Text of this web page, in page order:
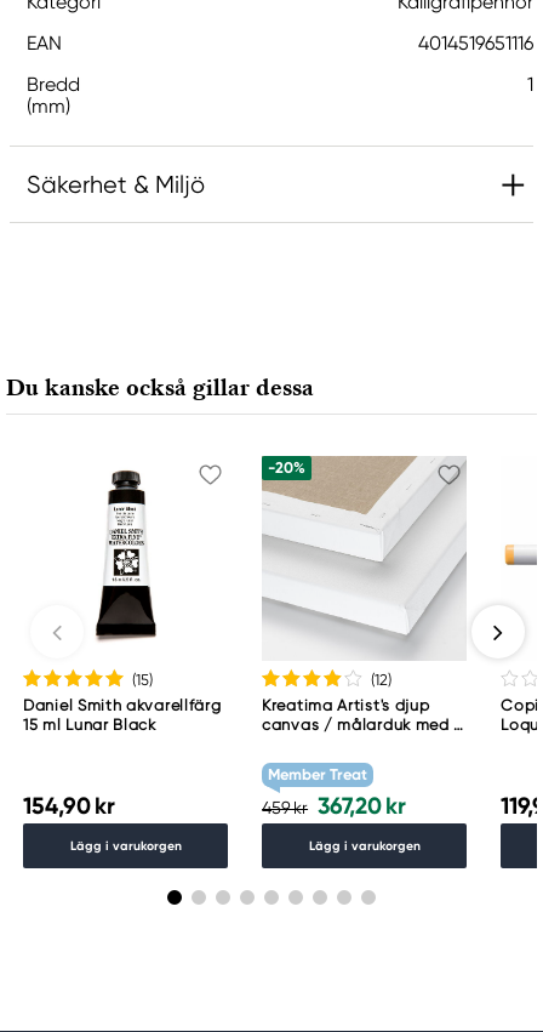
EAN
4014519651116
Bredd
(mm)
1
Säkerhet & Miljö
Heidelberg, 69111, Germany
info@lamy.de
Du kanske också gillar dessa
(15)
Daniel Smith akvarellfärg
15 ml Lunar Black
154,90 kr
Lägg i varukorgen
-20%
(12)
Kreatima Artist's djup
canvas / målarduk med 4
g/m²
Member Treat
459 kr 367,20 kr
Lägg i varukorgen